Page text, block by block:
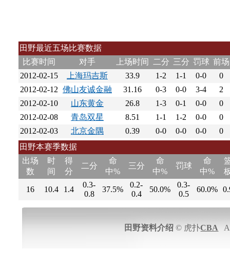
田野最近五场比赛数据
比赛时间
对手 上场时间 二分 三分 罚球 前场
2012-02-15
上海玛吉斯 33.9 1-2 1-1 0-0
0
2012-02-12 佛山友诚金融 31.16 0-3 0-0 3-4
2
2012-02-10
山东黄金 26.8 1-3 0-1 0-0
0
2012-02-08
青岛双星 8.51 1-1 1-2 0-0
0
2012-02-03
北京金隅 0.39 0-0 0-0 0-0
0
田野本赛季数据
出场
数
时
间
得
分
二分
命
中%
三分
命
中%
罚球
命
中%
16 10.4 1.4
0.3-
0.8
37.5%
0.2-
0.4
50.0%
0.3-
0.5
60.0%
田野资料介绍 © 虎扑CBA